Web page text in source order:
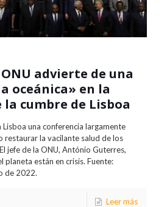
advierte de una
oceánica» en la
cumbre de Lisboa
Lisboa una conferencia largamente
restaurar la vacilante salud de los
jefe de la ONU, António Guterres,
planeta están en crisis. Fuente:
de 2022.
Leer más